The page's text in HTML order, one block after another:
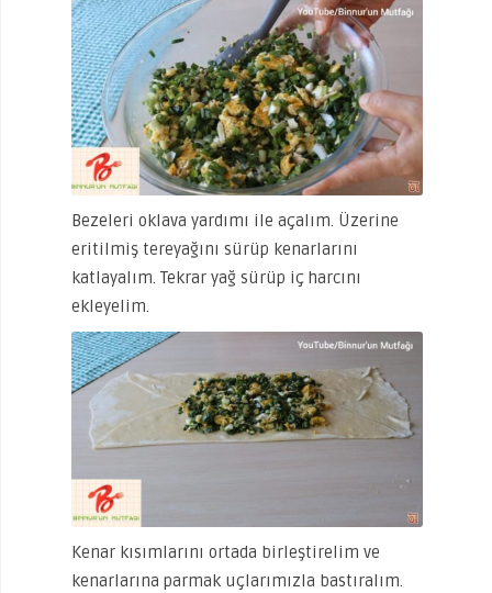
Bezeleri oklava yardımı ile açalım. Üzerine
eritilmiş tereyağını sürüp kenarlarını
katlayalım. Tekrar yağ sürüp iç harcını
ekleyelim.
Kenar kısımlarını ortada birleştirelim ve
kenarlarına parmak uçlarımızla bastıralım.